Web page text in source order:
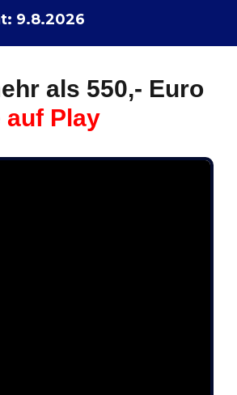
9.8.2026
als 550,- Euro
auf Play